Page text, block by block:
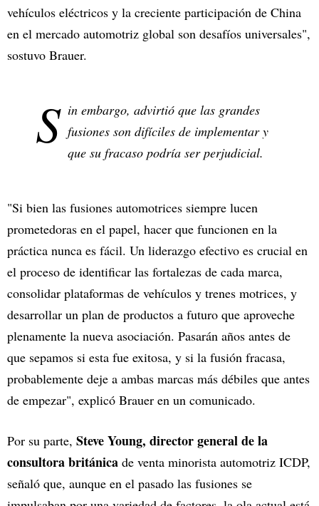
vehículos eléctricos y la creciente participación de China
en el mercado automotriz global son desafíos universales",
sostuvo Brauer.
S in embargo, advirtió que las grandes
fusiones son difíciles de implementar y
que su fracaso podría ser perjudicial.
"Si bien las fusiones automotrices siempre lucen
prometedoras en el papel, hacer que funcionen en la
práctica nunca es fácil. Un liderazgo efectivo es crucial en
el proceso de identificar las fortalezas de cada marca,
consolidar plataformas de vehículos y trenes motrices, y
desarrollar un plan de productos a futuro que aproveche
plenamente la nueva asociación. Pasarán años antes de
que sepamos si esta fue exitosa, y si la fusión fracasa,
probablemente deje a ambas marcas más débiles que antes
de empezar", explicó Brauer en un comunicado.
Por su parte, Steve Young, director general de la
consultora británica de venta minorista automotriz ICDP,
señaló que, aunque en el pasado las fusiones se